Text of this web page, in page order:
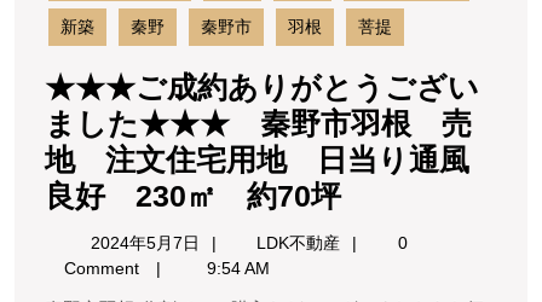
０
㎡
約
１
４
４
坪
平
新築 秦野 秦野市 羽根 菩提
★★★ご成約ありがとうござい
ました★★★ 秦野市羽根 売
地 注文住宅用地 日当り通風
良好 230㎡ 約70坪
ご
2024年5月7日 2024
年
LDK不動産LDK
0
Comment
9:54 AM